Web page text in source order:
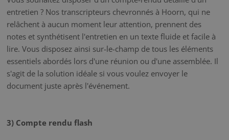
entretien ? Nos transcripteurs chevronnés à Hoorn, qui ne
relâchent à aucun moment leur attention, prennent des
notes et synthétisent l'entretien en un texte fluide et facile à
lire. Vous disposez ainsi sur-le-champ de tous les éléments
essentiels abordés lors d'une réunion ou d'une assemblée. Il
s'agit de la solution idéale si vous voulez envoyer le
document juste après l'événement.
3) Compte rendu flash